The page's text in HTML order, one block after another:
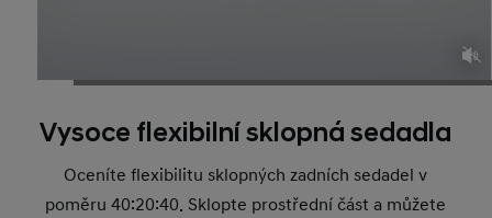
Vysoce flexibilní sklopná sedadla
Oceníte flexibilitu sklopných zadních sedadel v
poměru 40:20:40. Sklopte prostřední část a můžete